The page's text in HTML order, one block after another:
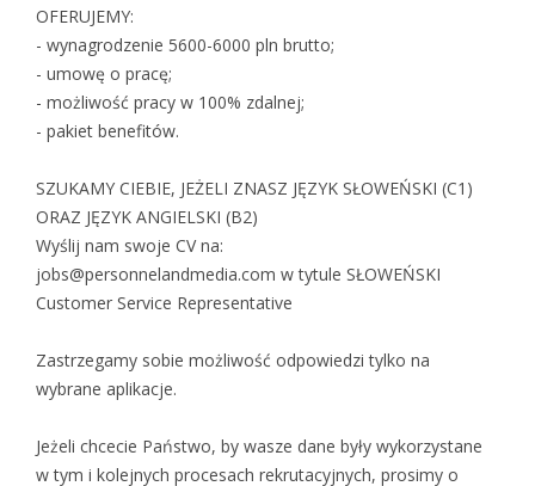
OFERUJEMY:
- wynagrodzenie 5600-6000 pln brutto;
- umowę o pracę;
- możliwość pracy w 100% zdalnej;
- pakiet benefitów.
SZUKAMY CIEBIE, JEŻELI ZNASZ JĘZYK SŁOWEŃSKI (C1)
ORAZ JĘZYK ANGIELSKI (B2)
Wyślij nam swoje CV na:
jobs@personnelandmedia.com w tytule SŁOWEŃSKI
Customer Service Representative
Zastrzegamy sobie możliwość odpowiedzi tylko na
wybrane aplikacje.
Jeżeli chcecie Państwo, by wasze dane były wykorzystane
w tym i kolejnych procesach rekrutacyjnych, prosimy o